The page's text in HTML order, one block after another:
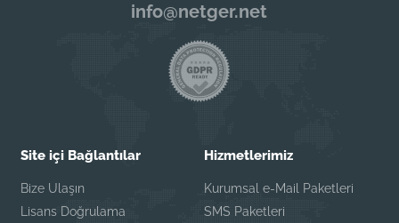
info@netger.net
Site içi Bağlantılar
Bize Ulaşın
Lisans Doğrulama
Hizmetlerimiz
Kurumsal e-Mail Paketleri
SMS Paketleri